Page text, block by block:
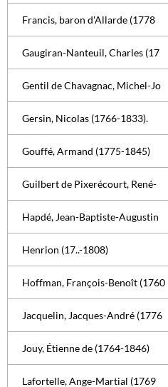
Francis, baron d'Allarde (1778
Gaugiran-Nanteuil, Charles (17
Gentil de Chavagnac, Michel-Jo
Gersin, Nicolas (1766-1833).
Gouffé, Armand (1775-1845)
Guilbert de Pixerécourt, René-
Hapdé, Jean-Baptiste-Augustin
Henrion (17..-1808)
Hoffman, François-Benoît (1760
Jacquelin, Jacques-André (1776
Jouy, Étienne de (1764-1846)
Lafortelle, Ange-Martial (1769